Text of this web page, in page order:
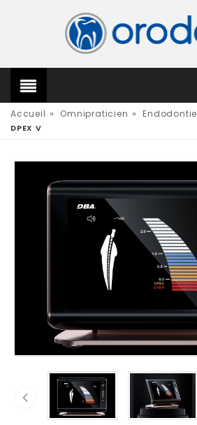
Accueil » Omnipraticien » Endodontie
DPEX V